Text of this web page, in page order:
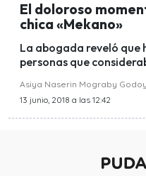
El doloroso
chica «Mekano»
La abogada reveló que
personas que
Asiya Naserin Mograby Godoy
13 junio, 2018 a las 12:42